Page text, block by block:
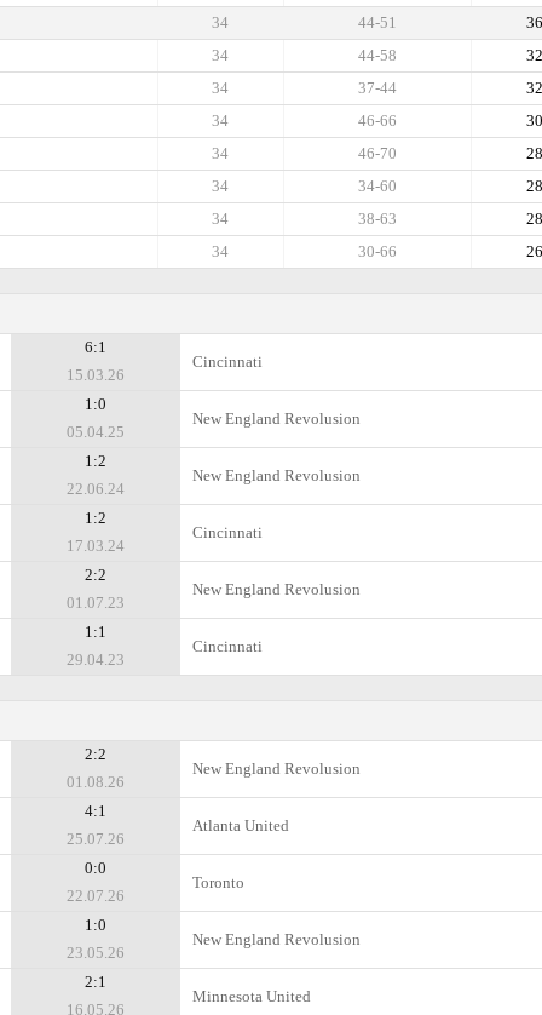
36
44-51
34
32
44-58
34
32
37-44
34
30
46-66
34
28
46-70
34
28
34-60
34
28
38-63
34
26
30-66
34
6:1
15.03.26
Cincinnati
1:0
05.04.25
New England Revolusion
1:2
22.06.24
New England Revolusion
1:2
17.03.24
Cincinnati
2:2
01.07.23
New England Revolusion
1:1
29.04.23
Cincinnati
2:2
01.08.26
New England Revolusion
4:1
25.07.26
Atlanta United
0:0
22.07.26
Toronto
1:0
23.05.26
New England Revolusion
2:1
16.05.26
Minnesota United